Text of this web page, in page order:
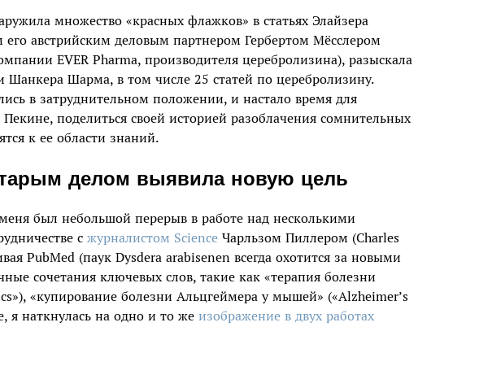
множество «красных флажков» в статьях Элайзера
австрийским деловым партнером Гербертом Мёсслером
EVER Pharma, производителя церебролизина), разыскала
Шанкера Шарма, в том числе 25 статей по церебролизину.
в затруднительном положении, и настало время для
поделиться своей историей разоблачения сомнительных
к ее области знаний.
делом выявила новую цель
был небольшой перерыв в работе над несколькими
с журналистом Science Чарльзом Пиллером (Charles
PubMed (паук Dysdera arabisenen всегда охотится за новыми
сочетания ключевых слов, такие как «терапия болезни
«купирование болезни Альцгеймера у мышей» («Alzheimer’s
я наткнулась на одно и то же изображение в двух работах